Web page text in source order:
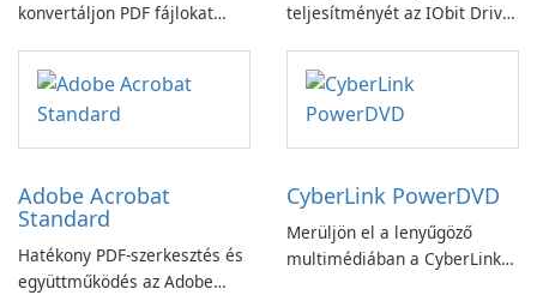
konvertáljon PDF fájlokat
teljesítményét az IObit Driver
Adobe Acrobat
Standard
Hatékony PDF-szerkesztés és
együttműködés az Adobe
CyberLink PowerDVD
Merüljön el a lenyűgöző
multimédiában a CyberLink